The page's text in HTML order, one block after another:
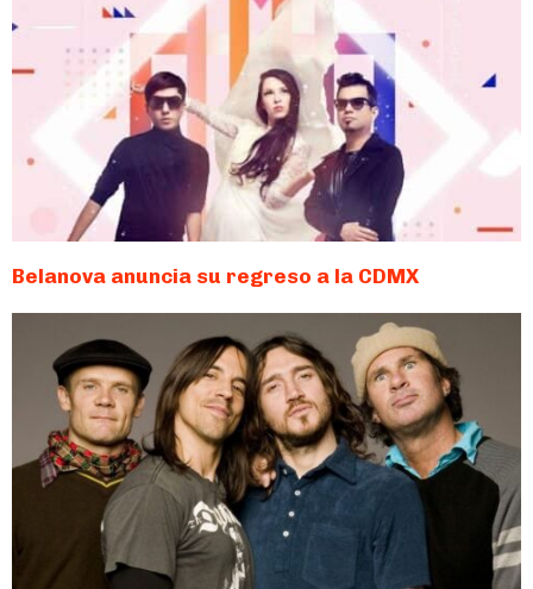
Belanova anuncia su regreso a la CDMX